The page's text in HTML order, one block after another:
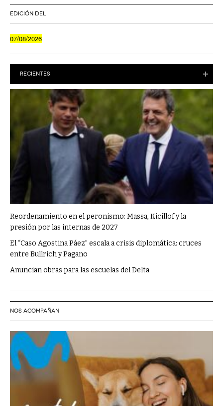
EDICIÓN DEL
07/08/2026
RECIENTES
Reordenamiento en el peronismo: Massa, Kicillof y la
presión por las internas de 2027
El “Caso Agostina Páez” escala a crisis diplomática: cruces
entre Bullrich y Pagano
Anuncian obras para las escuelas del Delta
NOS ACOMPAÑAN